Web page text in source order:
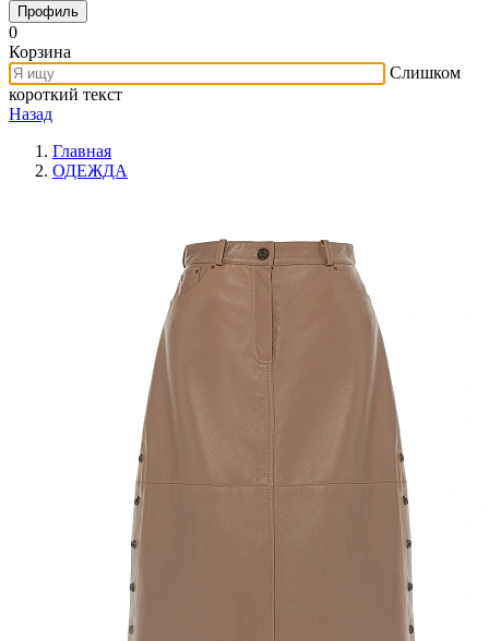
Профиль
0
Корзина
Слишком
короткий текст
Назад
Главная
ОДЕЖДА